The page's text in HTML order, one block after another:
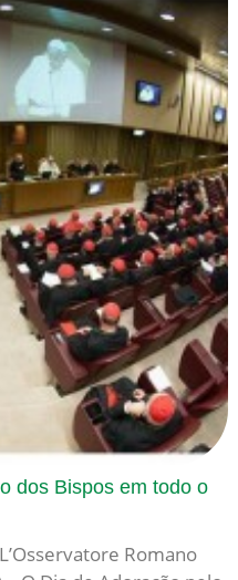
dos Bispos em todo o
Romano